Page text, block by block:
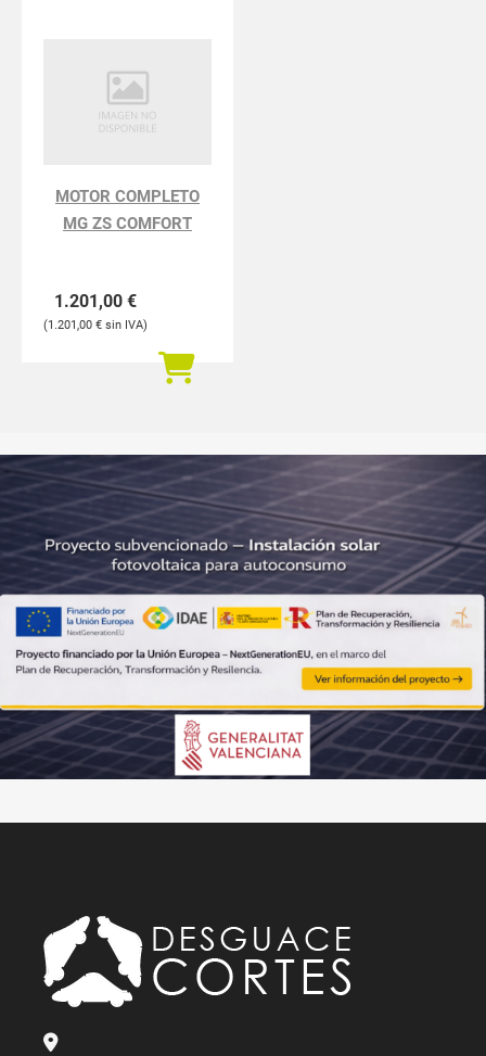
MOTOR COMPLETO
MG ZS COMFORT
1.201,00 €
1.201,00 €